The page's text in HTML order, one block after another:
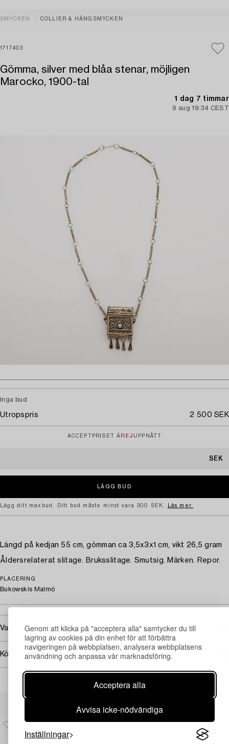
Genom att klicka på "acceptera alla" samtycker du till
lagring av cookies på din enhet för att förbättra
navigeringen på webbplatsen, analysera webbplatsens
användning och anpassa vår marknadsföring.
Acceptera alla
Avvisa icke-nödvändiga
Inställningar
SMYCKEN COLLIER & HÄNGSMYCKEN
1717403
Gömma, silver med blåa stenar, möjligen
Marocko, 1900-tal
1 dag 7 timmar
9 aug 19:34 CEST
Inga bud
Utropspris 2 500 SEK
ACCEPTPRISET ÄR EJ UPPNÅTT
SEK
Lägg ditt maxbud. Ditt bud måste minst vara 300 SEK. Läs mer.
Längd på kedjan 55 cm, gömman ca 3,5x3x1 cm, vikt 26,5 gram
Åldersrelaterat slitage. Bruksslitage. Smutsig. Märken. Repor.
PLACERING
Bukowskis Malmö
Vad kostar transporten?
Köpinformation